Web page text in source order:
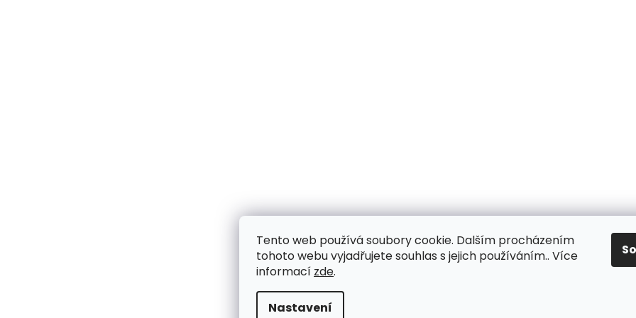
Tento web používá soubory cookie. Dalším procházením
tohoto webu vyjadřujete souhlas s jejich používáním.. Více
informací zde.
Nastavení